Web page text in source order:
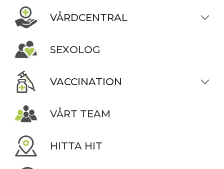
VÅRDCENTRAL
SEXOLOG
VACCINATION
VÅRT TEAM
HITTA HIT